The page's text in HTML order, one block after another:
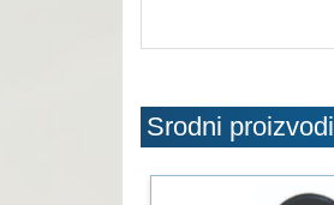
Srodni proizvodi